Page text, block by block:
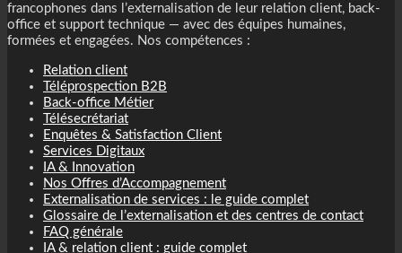
francophones dans l’externalisation de leur relation client, back-
office et support technique — avec des équipes humaines,
formées et engagées. Nos compétences :
Relation client
Téléprospection B2B
Back-office Métier
Télésecrétariat
Enquêtes & Satisfaction Client
Services Digitaux
IA & Innovation
Nos Offres d’Accompagnement
Externalisation de services : le guide complet
Glossaire de l’externalisation et des centres de contact
FAQ générale
IA & relation client : guide complet